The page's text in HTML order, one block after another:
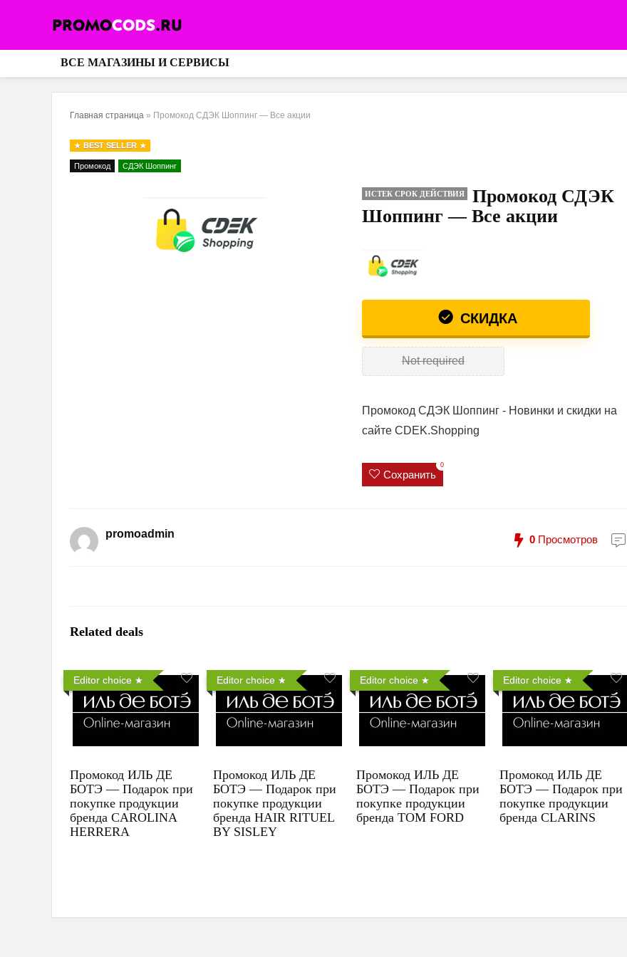
ВСЕ МАГАЗИНЫ И СЕРВИСЫ
Главная страница » Промокод СДЭК Шоппинг — Все акции
BEST SELLER
Промокод СДЭК Шоппинг
ИСТЕК СРОК ДЕЙСТВИЯ
Промокод СДЭК
Шоппинг — Все акции
СКИДКА
Not required
Промокод СДЭК Шоппинг - Новинки и скидки на
сайте CDEK.Shopping
Сохранить
0
promoadmin 0 Просмотров
Related deals
Editor choice
Промокод ИЛЬ ДЕ
БОТЭ — Подарок при
покупке продукции
бренда CAROLINA
HERRERA
Editor choice
Промокод ИЛЬ ДЕ
БОТЭ — Подарок при
покупке продукции
бренда HAIR RITUEL
BY SISLEY
Editor choice
Промокод ИЛЬ ДЕ
БОТЭ — Подарок при
покупке продукции
бренда TOM FORD
Editor choice
Промокод ИЛЬ ДЕ
БОТЭ — Подарок при
покупке продукции
бренда CLARINS